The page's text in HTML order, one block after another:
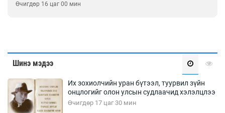
Өчигдөр 16 цаг 00 мин
Шинэ мэдээ
Их зохиолчийн уран бүтээл, туурвил зүйн
онцлогийг олон улсын судлаачид хэлэлцлээ
Өчигдөр 17 цаг 30 мин